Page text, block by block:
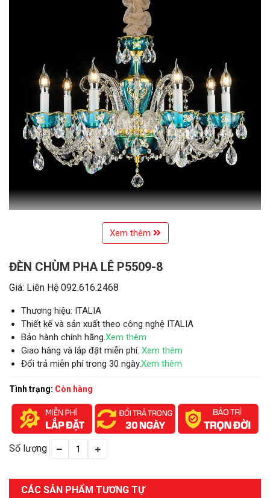
Xem thêm
ĐÈN CHÙM PHA LÊ P5509-8
Giá: Liên Hệ 092.616.2468
Thương hiệu: ITALIA
Thiết kế và sản xuất theo công nghệ ITALIA
Bảo hành chính hãng.Xem thêm
Giao hàng và lắp đặt miễn phí. Xem thêm
Đổi trả miễn phí trong 30 ngày.Xem thêm
Tình trạng: Còn hàng
Số lượng
CÁC SẢN PHẨM TƯƠNG TỰ